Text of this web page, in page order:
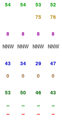
54 54 53 52
75 76
8 8 8 8
NNW NNW NNW NNW
43 34 29 47
0 0 0 0
53 50 46 43
-- -- -- --
-- -- -- --